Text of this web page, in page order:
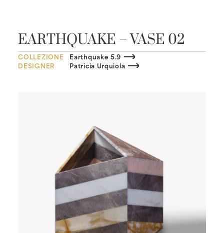
EARTHQUAKE – VASE 02
COLLEZIONE
Earthquake 5.9
DESIGNER
Patricia Urquiola